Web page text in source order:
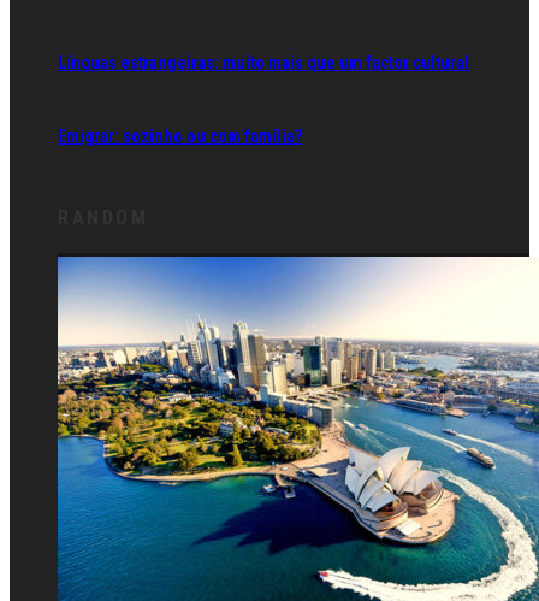
Línguas estrangeiras: muito mais que um factor cultural
Emigrar: sozinho ou com família?